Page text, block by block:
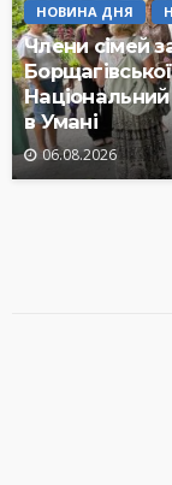
НОВИНА ДНЯ
Члени сімей
в Умані
06.08.2026